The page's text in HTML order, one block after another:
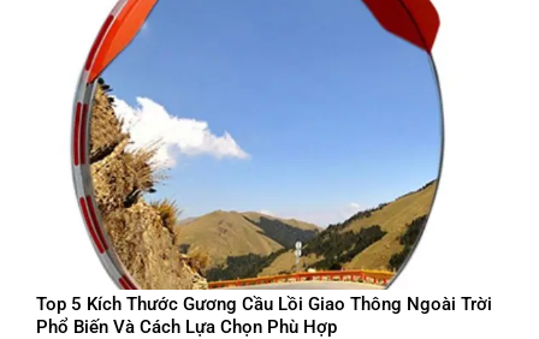
Top 5 Kích Thước Gương Cầu Lồi Giao Thông Ngoài Trời
Phổ Biến Và Cách Lựa Chọn Phù Hợp